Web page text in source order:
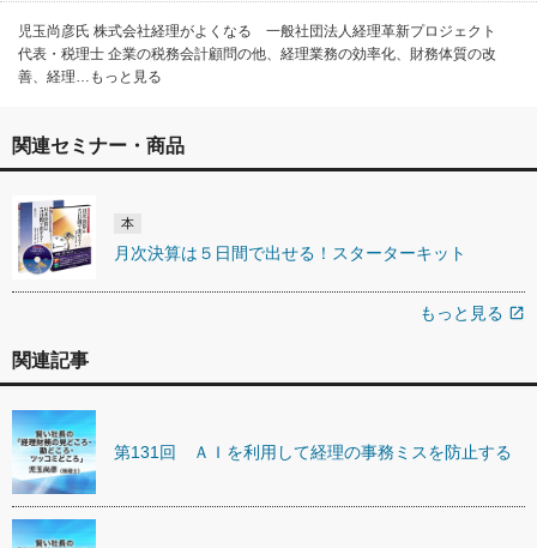
児玉尚彦氏 株式会社経理がよくなる 一般社団法人経理革新プロジェクト
代表・税理士 企業の税務会計顧問の他、経理業務の効率化、財務体質の改
善、経理…もっと見る
関連セミナー・商品
本
月次決算は５日間で出せる！スターターキット
もっと見る open_in_new
関連記事
第131回 ＡＩを利用して経理の事務ミスを防止する